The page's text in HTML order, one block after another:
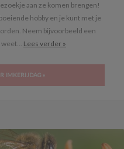
aan ze komen brengen!
hobby en je kunt met je
Neem bijvoorbeeld een
Lees verder »
IMKERIJDAG »